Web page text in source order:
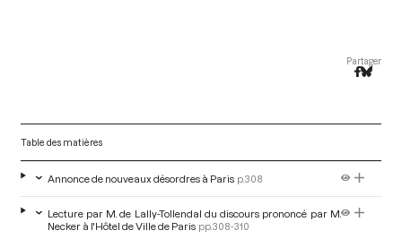
Partager
Table des matières
Annonce de nouveaux désordres à Paris p.308
Lecture par M. de Lally-Tollendal du discours prononcé par M.
Necker à l'Hôtel de Ville de Paris pp.308-310